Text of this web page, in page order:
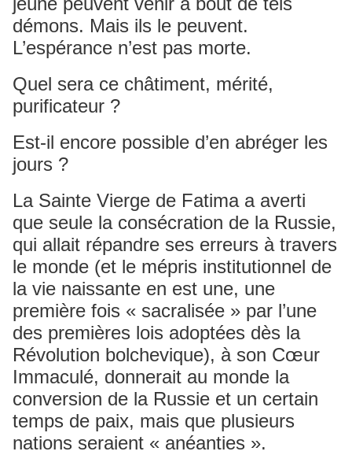
démons. Mais ils le peuvent.
L’espérance n’est pas morte.
Quel sera ce châtiment, mérité,
purificateur ?
Est-il encore possible d’en abréger les
jours ?
La Sainte Vierge de Fatima a averti
que seule la consécration de la Russie,
qui allait répandre ses erreurs à travers
le monde (et le mépris institutionnel de
la vie naissante en est une, une
première fois « sacralisée » par l’une
des premières lois adoptées dès la
Révolution bolchevique), à son Cœur
Immaculé, donnerait au monde la
conversion de la Russie et un certain
temps de paix, mais que plusieurs
nations seraient « anéanties ».